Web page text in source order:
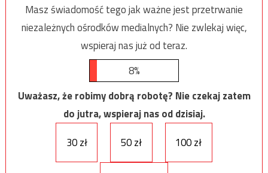
Masz świadomość tego jak ważne jest przetrwanie
niezależnych ośrodków medialnych? Nie zwlekaj więc,
wspieraj nas już od teraz.
8%
Uważasz, że robimy dobrą robotę? Nie czekaj zatem
do jutra, wspieraj nas od dzisiaj.
30 zł
50 zł 100 zł